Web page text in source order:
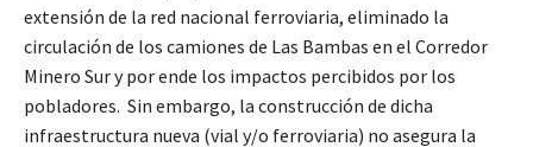
extensión de la red nacional ferroviaria, eliminado la
circulación de los camiones de Las Bambas en el Corredor
Minero Sur y por ende los impactos percibidos por los
pobladores. Sin embargo, la construcción de dicha
infraestructura nueva (vial y/o ferroviaria) no asegura la